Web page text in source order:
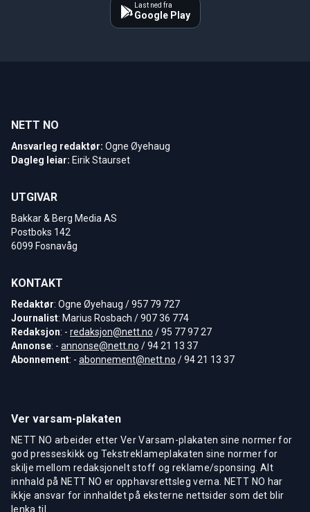
Last ned fra
Google Play
NETT NO
Ansvarleg redaktør: Ogne Øyehaug
Dagleg leiar: Eirik Staurset
UTGIVAR
Bakkar & Berg Media AS
Postboks 142
6099 Fosnavåg
KONTAKT
Redaktør: Ogne Øyehaug / 957 79 727
Journalist: Marius Rosbach / 907 36 774
Redaksjon: - redaksjon@nett.no / 95 77 97 27
Annonse: - annonse@nett.no / 94 21 13 37
Abonnement: - abonnement@nett.no / 94 21 13 37
Ver varsam-plakaten
NETT NO arbeider etter Ver Varsam-plakaten sine normer for
god presseskikk og Tekstreklameplakaten sine normer for
skilje mellom redaksjonelt stoff og reklame/sponsing. Alt
innhald på NETT NO er opphavsrettsleg verna. NETT NO har
ikkje ansvar for innhaldet på eksterne nettsider som det blir
lenka til.